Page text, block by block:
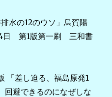
水の12のウソ」烏賀陽
第1版第一刷 三和書
「差し迫る、福島原発1
避できるのになぜしな